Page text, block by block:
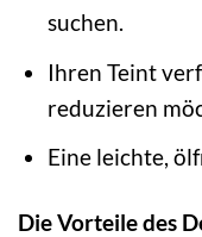
suchen.
Ihren Teint
reduzieren
Eine leichte,
Die Vorteile des